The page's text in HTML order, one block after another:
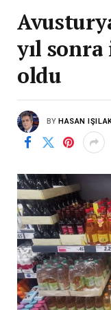
yıl
oldu
BY HASAN